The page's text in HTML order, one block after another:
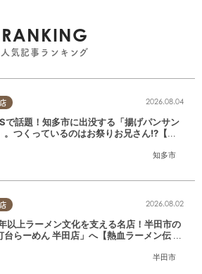
RANKING
人気記事ランキング
知多市
2026.08.04
で話題！知多市に出没する「揚げパンサン
。つくっているのはお祭りお兄さん!?【ち
半田市
2026.08.02
以上ラーメン文化を支える名店！半田市の
台らーめん 半田店」へ【熱血ラーメン伝 8